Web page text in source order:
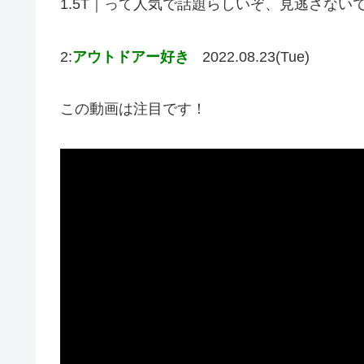
1.5T｜って人気で話題らしいぞ、見逃さない
2:アウトドアー好き 2022.08.23(Tue)
この動画は注目です！